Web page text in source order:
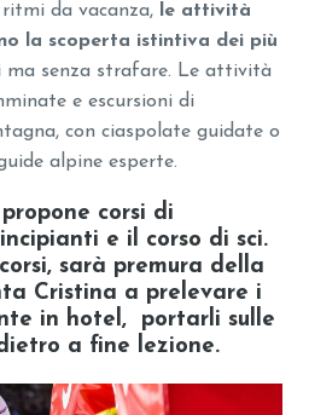
da vacanza, le attività
la scoperta istintiva dei più
senza strafare. Le attività
e escursioni di
con ciaspolate guidate o
alpine esperte.
corsi di
e il corso di sci.
sarà premura della
Cristina a prelevare i
in hotel, portarli sulle
a fine lezione.